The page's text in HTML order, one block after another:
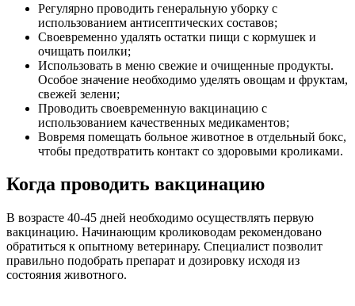
Регулярно проводить генеральную уборку с
использованием антисептических составов;
Своевременно удалять остатки пищи с кормушек и
очищать поилки;
Использовать в меню свежие и очищенные продукты.
Особое значение необходимо уделять овощам и фруктам,
свежей зелени;
Проводить своевременную вакцинацию с
использованием качественных медикаментов;
Вовремя помещать больное животное в отдельный бокс,
чтобы предотвратить контакт со здоровыми кроликами.
Когда проводить вакцинацию
В возрасте 40-45 дней необходимо осуществлять первую
вакцинацию. Начинающим кролиководам рекомендовано
обратиться к опытному ветеринару. Специалист позволит
правильно подобрать препарат и дозировку исходя из
состояния животного.